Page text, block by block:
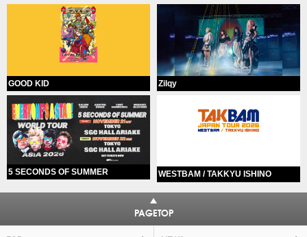
GOOD KID Zilqy
5 SECONDS OF SUMMER WESTBAM / TAKKYU ISHINO
PAGETOP